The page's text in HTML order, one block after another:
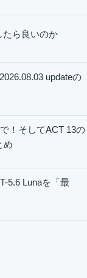
たら良いのか
updateの
！そしてACT 13の
め
5.6 Lunaを「最